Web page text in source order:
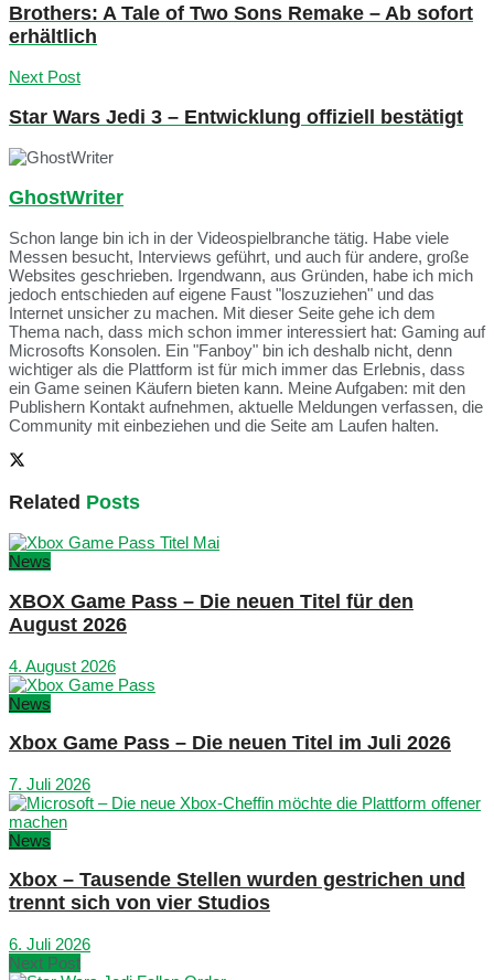
Brothers: A Tale of Two Sons Remake – Ab sofort
erhältlich
Next Post
Star Wars Jedi 3 – Entwicklung offiziell bestätigt
GhostWriter
Schon lange bin ich in der Videospielbranche tätig. Habe viele
Messen besucht, Interviews geführt, und auch für andere, große
Websites geschrieben. Irgendwann, aus Gründen, habe ich mich
jedoch entschieden auf eigene Faust "loszuziehen" und das
Internet unsicher zu machen. Mit dieser Seite gehe ich dem
Thema nach, dass mich schon immer interessiert hat: Gaming auf
Microsofts Konsolen. Ein "Fanboy" bin ich deshalb nicht, denn
wichtiger als die Plattform ist für mich immer das Erlebnis, dass
ein Game seinen Käufern bieten kann. Meine Aufgaben: mit den
Publishern Kontakt aufnehmen, aktuelle Meldungen verfassen, die
Community mit einbeziehen und die Seite am Laufen halten.
Related Posts
News
XBOX Game Pass – Die neuen Titel für den
August 2026
4. August 2026
News
Xbox Game Pass – Die neuen Titel im Juli 2026
7. Juli 2026
News
Xbox – Tausende Stellen wurden gestrichen und
trennt sich von vier Studios
6. Juli 2026
Next Post